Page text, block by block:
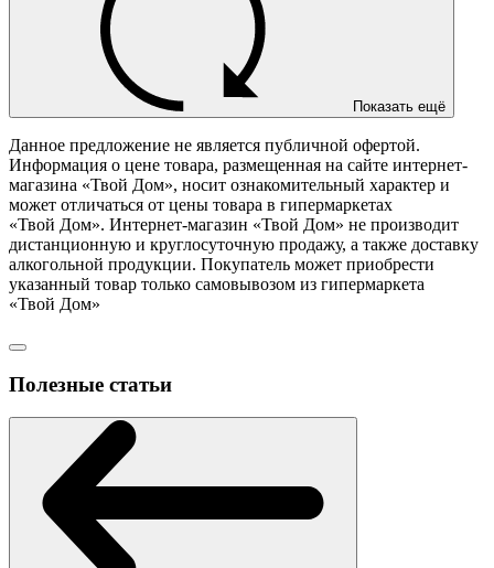
Показать ещё
Данное предложение не является публичной офертой.
Информация о цене товара, размещенная на сайте интернет-
магазина «Твой Дом», носит ознакомительный характер и
может отличаться от цены товара в гипермаркетах
«Твой Дом». Интернет-магазин «Твой Дом» не производит
дистанционную и круглосуточную продажу, а также доставку
алкогольной продукции. Покупатель может приобрести
указанный товар только самовывозом из гипермаркета
«Твой Дом»
Полезные статьи